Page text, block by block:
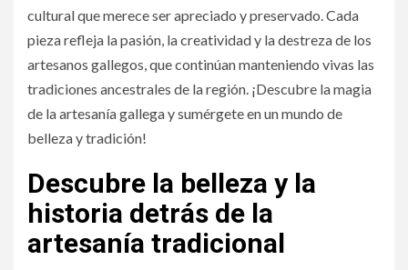
cultural que merece ser apreciado y preservado. Cada
pieza refleja la pasión, la creatividad y la destreza de los
artesanos gallegos, que continúan manteniendo vivas las
tradiciones ancestrales de la región. ¡Descubre la magia
de la artesanía gallega y sumérgete en un mundo de
belleza y tradición!
Descubre la belleza y la
historia detrás de la
artesanía tradicional